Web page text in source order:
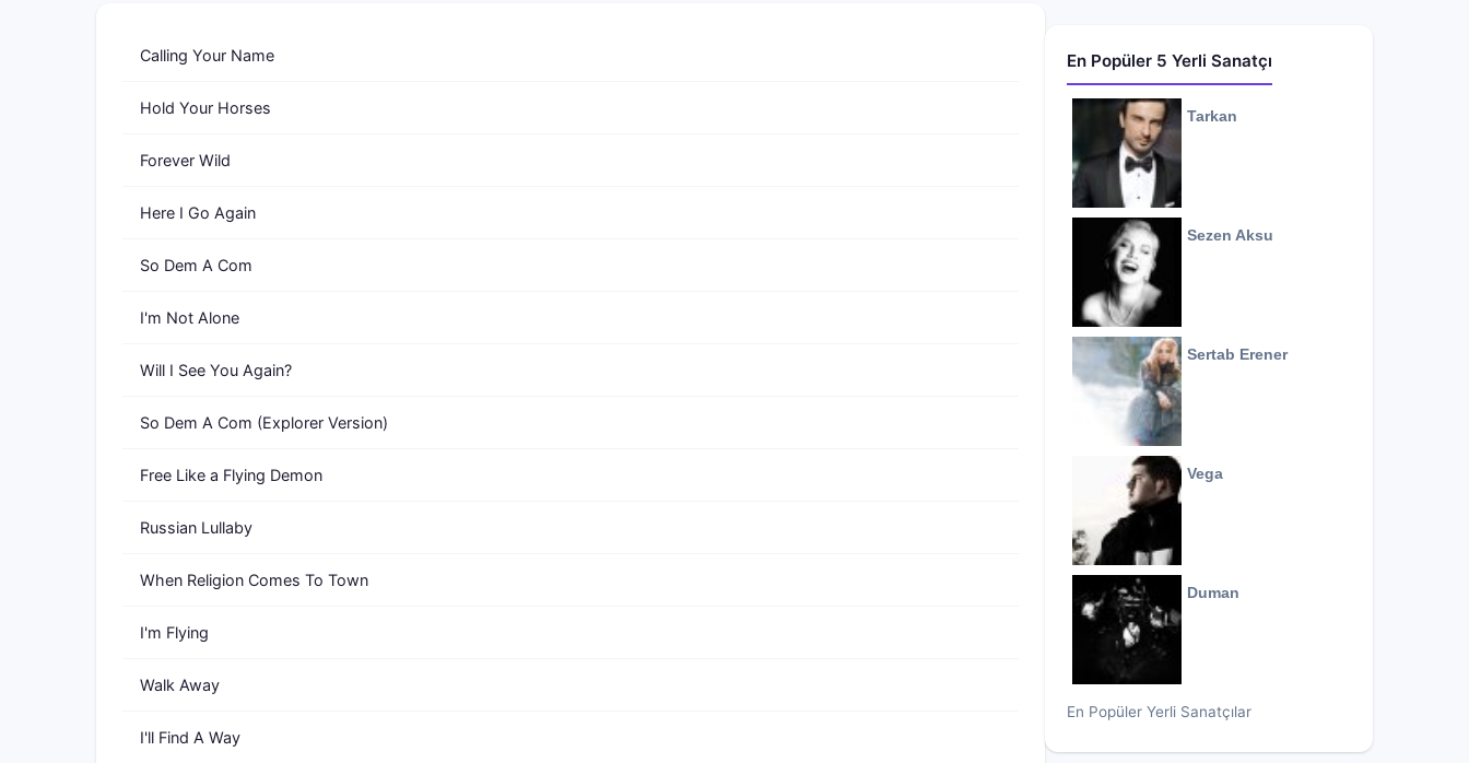
Calling Your Name
Hold Your Horses
Forever Wild
Here I Go Again
So Dem A Com
I'm Not Alone
Will I See You Again?
So Dem A Com (Explorer Version)
Free Like a Flying Demon
Russian Lullaby
When Religion Comes To Town
I'm Flying
Walk Away
I'll Find A Way
En Popüler 5 Yerli Sanatçı
Tarkan
Sezen Aksu
Sertab Erener
Vega
Duman
En Popüler Yerli Sanatçılar